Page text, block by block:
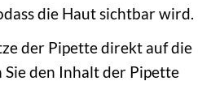
die Haut sichtbar wird.
der Pipette direkt auf die
den Inhalt der Pipette